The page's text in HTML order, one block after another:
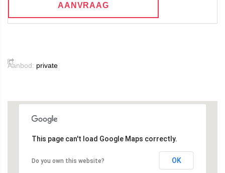
AANVRAAG
Aanbod: private
This page can't load Google Maps correctly.
Do you own this website? OK